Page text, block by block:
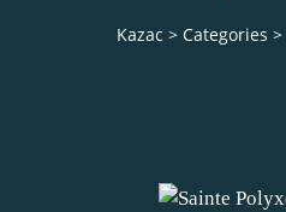
Kazac > Categories >